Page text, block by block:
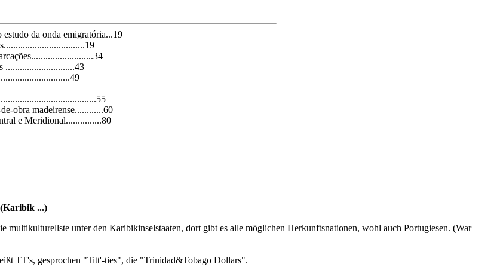
da onda emigratória...19
.............................43
obra madeirense............60
e Meridional...............80
(Karibik ...)
multikulturellste unter den Karibikinselstaaten, dort gibt es alle möglichen Herkunftsnationen, wohl auch Portugiesen. (War
TT's, gesprochen "Titt'-ties", die "Trinidad&Tobago Dollars".